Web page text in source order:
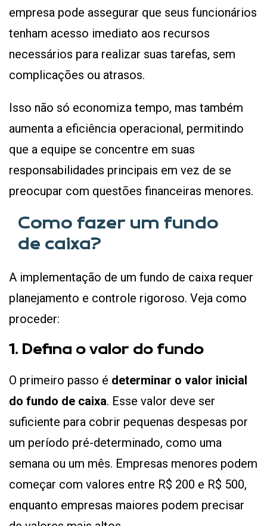
empresa pode assegurar que seus funcionários
tenham acesso imediato aos recursos
necessários para realizar suas tarefas, sem
complicações ou atrasos.
Isso não só economiza tempo, mas também
aumenta a eficiência operacional, permitindo
que a equipe se concentre em suas
responsabilidades principais em vez de se
preocupar com questões financeiras menores.
Como fazer um fundo
de caixa?
A implementação de um fundo de caixa requer
planejamento e controle rigoroso. Veja como
proceder:
1. Defina o valor do fundo
O primeiro passo é determinar o valor inicial
do fundo de caixa. Esse valor deve ser
suficiente para cobrir pequenas despesas por
um período pré-determinado, como uma
semana ou um mês. Empresas menores podem
começar com valores entre R$ 200 e R$ 500,
enquanto empresas maiores podem precisar